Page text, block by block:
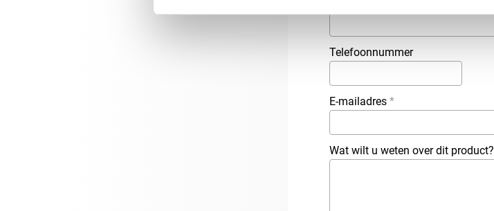
Bedrijfsnaam *
Telefoonnummer
E-mailadres *
Wat wilt u weten over dit product?